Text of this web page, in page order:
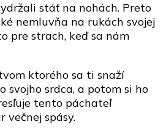
stáť na nohách. Preto
nemluvňa na rukách svojej
pre strach, keď sa nám
ktorého sa ti snaží
svojho srdca, a potom si ho
tento páchateľ
večnej spásy.